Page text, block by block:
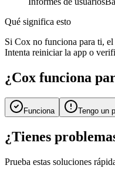
Qué significa esto
Si Cox no funciona para ti,
Intenta reiniciar la app o
¿Cox funciona
Funciona Tengo un
¿Tienes
Prueba estas soluciones